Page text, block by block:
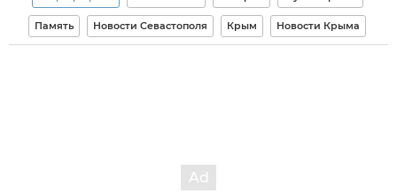
Память Новости Севастополя Крым Новости Крыма